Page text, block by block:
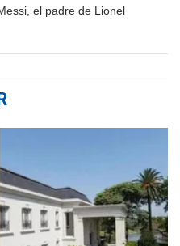
el padre de Lionel